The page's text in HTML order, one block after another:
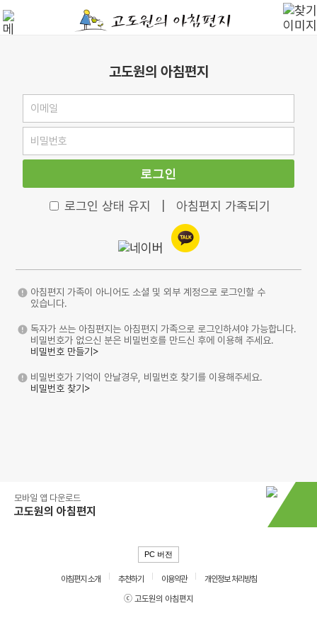
고도원의 아침편지
로그인
로그인 상태 유지 아침편지 가족되기
아침편지 가족이 아니어도 소셜 및 외부 계정으로 로그인할 수
있습니다.
독자가 쓰는 아침편지는 아침편지 가족으로 로그인하셔야 가능합니다.
비밀번호가 없으신 분은 비밀번호를 만드신 후에 이용해 주세요.
비밀번호 만들기>
비밀번호가 기억이 안날경우, 비밀번호 찾기를 이용해주세요.
비밀번호 찾기>
모바일 앱 다운로드
고도원의 아침편지
PC 버전
아침편지 소개 추천하기 이용약관
개인정보 처리방침
ⓒ 고도원의 아침편지